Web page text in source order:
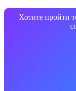
Хотите пройти